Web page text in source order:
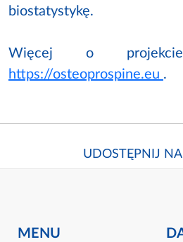
biostatystykę.
Więcej o
https://osteoprospine.eu .
UDOSTĘPNIJ
MENU